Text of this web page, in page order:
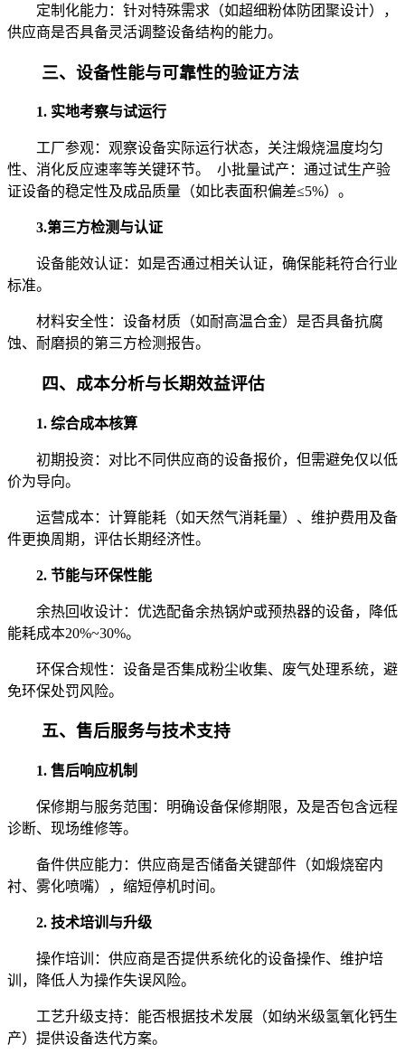
定制化能力：针对特殊需求（如超细粉体防团聚设计），
供应商是否具备灵活调整设备结构的能力。
三、设备性能与可靠性的验证方法
1. 实地考察与试运行
工厂参观：观察设备实际运行状态，关注煅烧温度均匀
性、消化反应速率等关键环节。 小批量试产：通过试生产验
证设备的稳定性及成品质量（如比表面积偏差≤5%）。
3.第三方检测与认证
设备能效认证：如是否通过相关认证，确保能耗符合行业
标准。
材料安全性：设备材质（如耐高温合金）是否具备抗腐
蚀、耐磨损的第三方检测报告。
四、成本分析与长期效益评估
1. 综合成本核算
初期投资：对比不同供应商的设备报价，但需避免仅以低
价为导向。
运营成本：计算能耗（如天然气消耗量）、维护费用及备
件更换周期，评估长期经济性。
2. 节能与环保性能
余热回收设计：优选配备余热锅炉或预热器的设备，降低
能耗成本20%~30%。
环保合规性：设备是否集成粉尘收集、废气处理系统，避
免环保处罚风险。
五、售后服务与技术支持
1. 售后响应机制
保修期与服务范围：明确设备保修期限，及是否包含远程
诊断、现场维修等。
备件供应能力：供应商是否储备关键部件（如煅烧窑内
衬、雾化喷嘴），缩短停机时间。
2. 技术培训与升级
操作培训：供应商是否提供系统化的设备操作、维护培
训，降低人为操作失误风险。
工艺升级支持：能否根据技术发展（如纳米级氢氧化钙生
产）提供设备迭代方案。